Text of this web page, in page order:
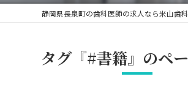
静岡県長泉町の歯科医師の求人なら米山歯
タグ『#書籍』のペ